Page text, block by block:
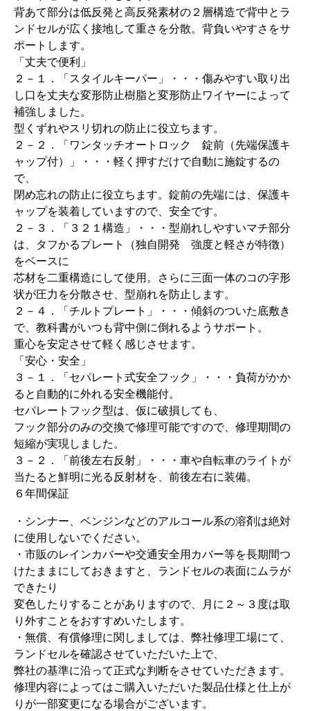
背あて部分は低反発と高反発素材の２層構造で背中とラ
ンドセルが広く接地して重さを分散。背負いやすさをサ
ポートします。
「丈夫で便利」
２－１．「スタイルキーパー」・・・傷みやすい取り出
し口を丈夫な変形防止樹脂と変形防止ワイヤーによって
補強しました。
型くずれやスリ切れの防止に役立ちます。
２－２．「ワンタッチオートロック 錠前（先端保護キ
ャップ付）」・・・軽く押すだけで自動に施錠するの
で、
閉め忘れの防止に役立ちます。錠前の先端には、保護キ
ャップを装着していますので、安全です。
２－３．「３２１構造」・・・型崩れしやすいマチ部分
は、タフかるプレート（独自開発 強度と軽さが特徴）
をベースに
芯材を二重構造にして使用。さらに三面一体のコの字形
状が圧力を分散させ、型崩れを防止します。
２－４．「チルトプレート」・・・傾斜のついた底敷き
で、教科書がいつも背中側に倒れるようサポート。
重心を安定させて軽く感じさせます。
「安心・安全」
３－１．「セパレート式安全フック」・・・負荷がかか
ると自動的に外れる安全機能付。
セパレートフック型は、仮に破損しても、
フック部分のみの交換で修理可能ですので、修理期間の
短縮が実現しました。
３－２．「前後左右反射」・・・車や自転車のライトが
当たると鮮明に光る反射材を、前後左右に装備。
６年間保証
・シンナー、ベンジンなどのアルコール系の溶剤は絶対
に使用しないでください。
・市販のレインカバーや交通安全用カバー等を長期間つ
けたままにしておきますと、ランドセルの表面にムラが
できたり
変色したりすることがありますので、月に２～３度は取
り外すことをおすすめいたします。
・無償、有償修理に関しましては、弊社修理工場にて、
ランドセルを確認させていただいた上で、
弊社の基準に沿って正式な判断をさせていただきます。
修理内容によってはご購入いただいた製品仕様と仕上が
りが一部変更になる場合がございます。